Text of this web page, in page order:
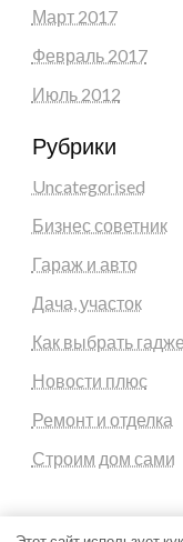
Март 2017
Февраль 2017
Июль 2012
Рубрики
Uncategorised
Бизнес советник
Гараж и авто
Дача, участок
Как выбрать
Новости плюс
Ремонт и отделка
Строим дом сами